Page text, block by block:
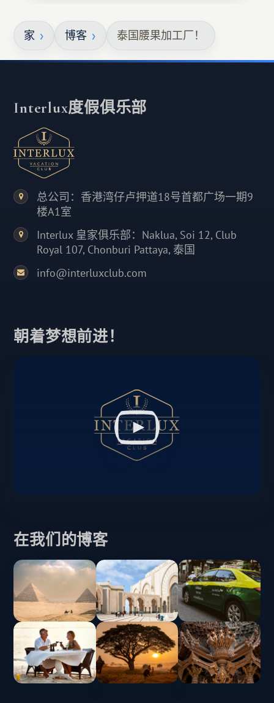
家 博客 泰国腰果加工厂！
Interlux度假俱乐部
总公司：香港湾仔卢押道18号首都广场一期9
楼A1室
Interlux 皇家俱乐部：Naklua, Soi 12, Club
Royal 107, Chonburi Pattaya, 泰国
info@interluxclub.com
朝着梦想前进！
在我们的博客